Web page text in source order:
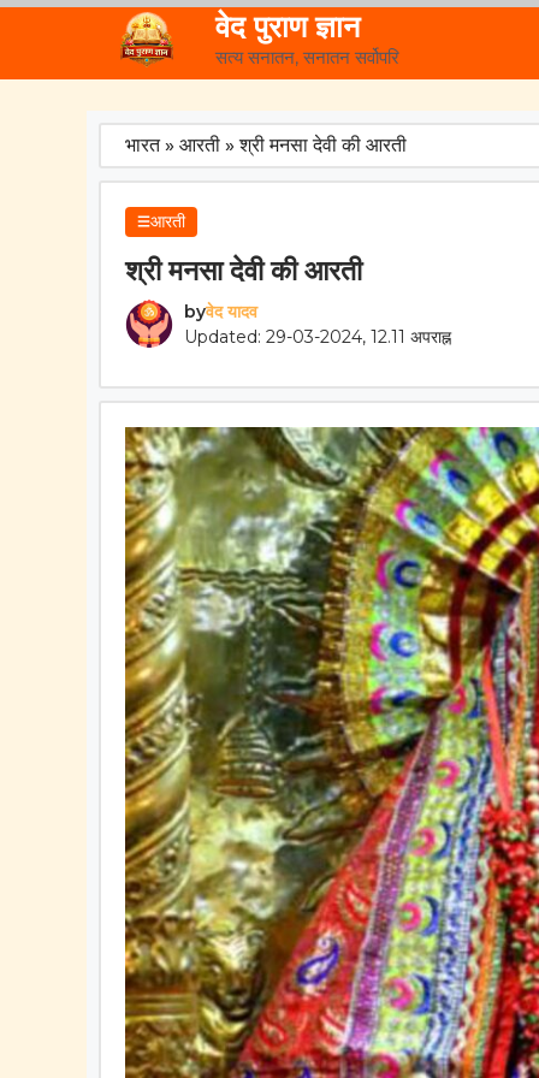
Skip
content
वेद पुराण ज्ञान
सत्य सनातन, सनातन सर्वोपरि
भारत» आरती »श्री मनसा देवी की आरती
आरती
श्री मनसा देवी की आरती
byवेद यादव
Updated: 29-03-2024, 12.11 अपराह्न